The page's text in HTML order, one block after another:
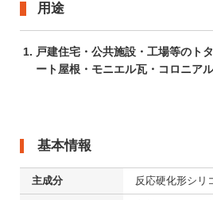
用途
戸建住宅・公共施設・工場等のト
ート屋根・モニエル瓦・コロニア
基本情報
主成分 反応硬化形シリ